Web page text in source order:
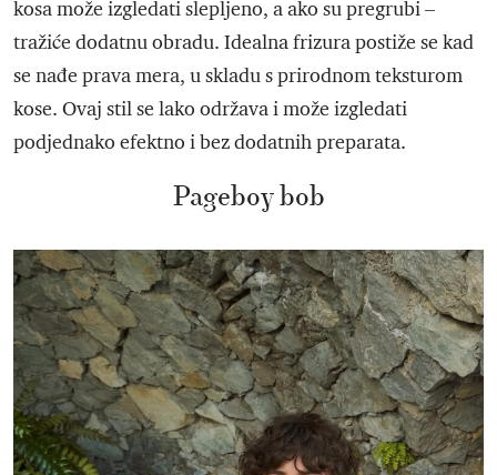
kosa može izgledati slepljeno, a ako su pregrubi –
tražiće dodatnu obradu. Idealna frizura postiže se kad
se nađe prava mera, u skladu s prirodnom teksturom
kose. Ovaj stil se lako održava i može izgledati
podjednako efektno i bez dodatnih preparata.
Pageboy bob